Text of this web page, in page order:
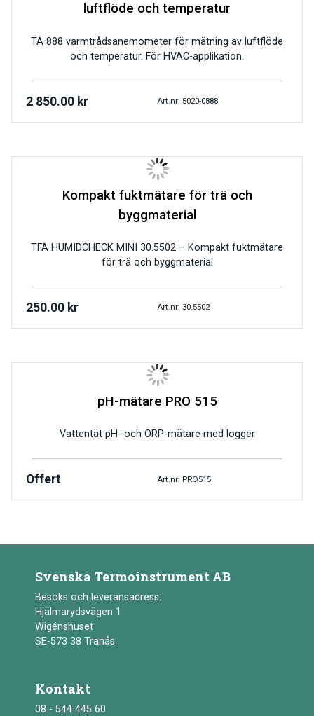
luftflöde och temperatur
TA 888 varmtrådsanemometer för mätning av luftflöde
och temperatur. För HVAC-applikation.
2 850.00 kr Art.nr: 5020-0888
Kompakt fuktmätare för trä och
byggmaterial
TFA HUMIDCHECK MINI 30.5502 – Kompakt fuktmätare
för trä och byggmaterial
250.00 kr Art.nr: 30.5502
pH-mätare PRO 515
Vattentät pH- och ORP-mätare med logger
Offert Art.nr: PRO515
Svenska Termoinstrument AB
Besöks och leveransadress:
Hjälmarydsvägen 1
Wigénshuset
SE-573 38 Tranås
Kontakt
08 - 544 445 60